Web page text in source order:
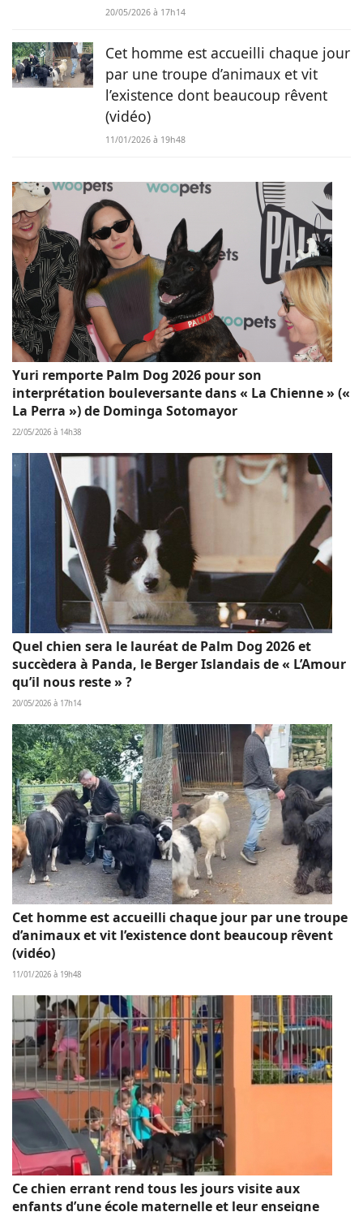
20/05/2026 à 17h14
Cet homme est accueilli chaque jour
par une troupe d’animaux et vit
l’existence dont beaucoup rêvent
(vidéo)
11/01/2026 à 19h48
Yuri remporte Palm Dog 2026 pour son
interprétation bouleversante dans « La Chienne » («
La Perra ») de Dominga Sotomayor
22/05/2026 à 14h38
Quel chien sera le lauréat de Palm Dog 2026 et
succèdera à Panda, le Berger Islandais de « L’Amour
qu’il nous reste » ?
20/05/2026 à 17h14
Cet homme est accueilli chaque jour par une troupe
d’animaux et vit l’existence dont beaucoup rêvent
(vidéo)
11/01/2026 à 19h48
Ce chien errant rend tous les jours visite aux
enfants d’une école maternelle et leur enseigne